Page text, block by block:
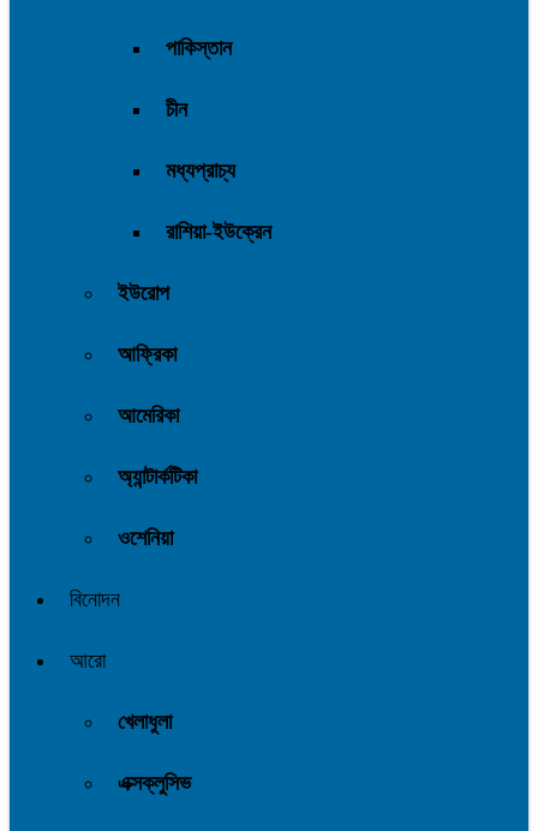
পাকিস্তান
চীন
মধ্যপ্রাচ্য
রাশিয়া-ইউক্রেন
ইউরোপ
আফ্রিকা
আমেরিকা
অ্যান্টার্কটিকা
ওশেনিয়া
বিনোদন
আরো
খেলাধুলা
এক্সক্লুসিভ